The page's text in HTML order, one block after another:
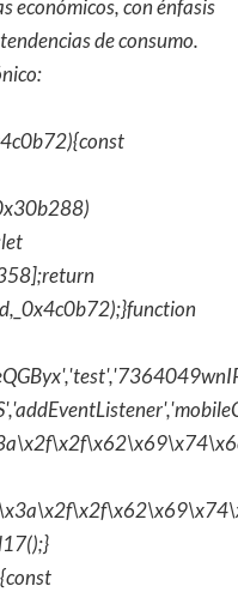
económicos, con énfasis
de consumo.